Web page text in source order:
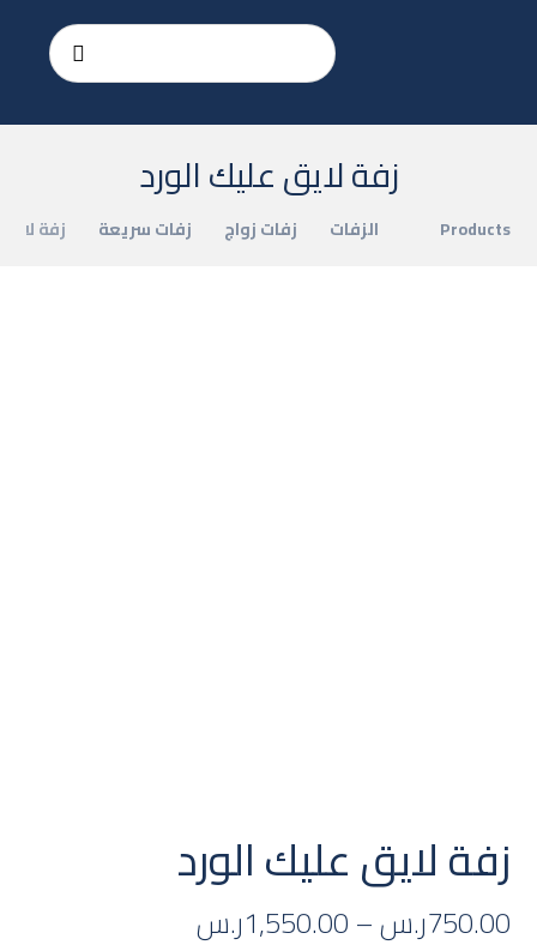
زفة لايق عليك الورد
Products الزفات زفات زواج زفات سريعة زفة
زفة لايق عليك الورد
750.00ر.س–
1,550.00ر.س